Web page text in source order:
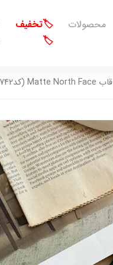
محصولات
🏷️تخفیف
🏷️
قاب Matte North Face (کدC1742)